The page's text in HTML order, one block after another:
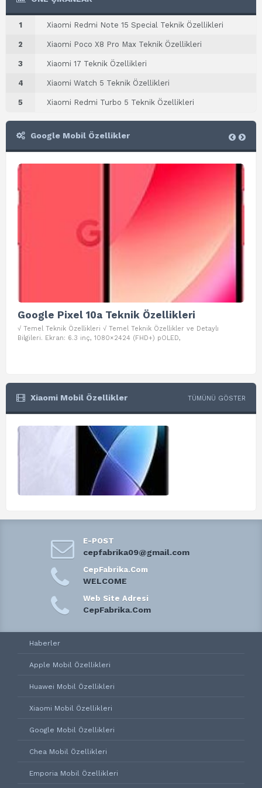
1 Xiaomi Redmi Note 15 Special Teknik Özellikleri
2 Xiaomi Poco X8 Pro Max Teknik Özellikleri
3 Xiaomi 17 Teknik Özellikleri
4 Xiaomi Watch 5 Teknik Özellikleri
5 Xiaomi Redmi Turbo 5 Teknik Özellikleri
Google Mobil Özellikler
Google Pixel 10a Teknik Özellikleri
√ Temel Teknik Özellikleri √ Temel Teknik Özellikler ve Detaylı
Bilgileri. Ekran: 6.3 inç, 1080×2424 (FHD+) pOLED,
Xiaomi Mobil Özellikler TÜMÜNÜ GÖSTER
E-POST
cepfabrika09@gmail.com
CepFabrika.Com
WELCOME
Web Site Adresi
CepFabrika.Com
Haberler
Apple Mobil Özellikleri
Huawei Mobil Özellikleri
Xiaomi Mobil Özellikleri
Google Mobil Özellikleri
Chea Mobil Özellikleri
Emporia Mobil Özellikleri